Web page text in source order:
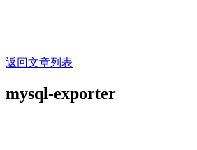
返回文章列表
mysql-exporter